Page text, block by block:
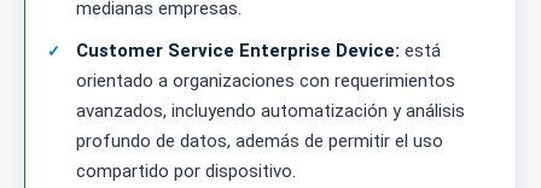
medianas empresas.
Customer Service Enterprise Device: está
orientado a organizaciones con requerimientos
avanzados, incluyendo automatización y análisis
profundo de datos, además de permitir el uso
compartido por dispositivo.